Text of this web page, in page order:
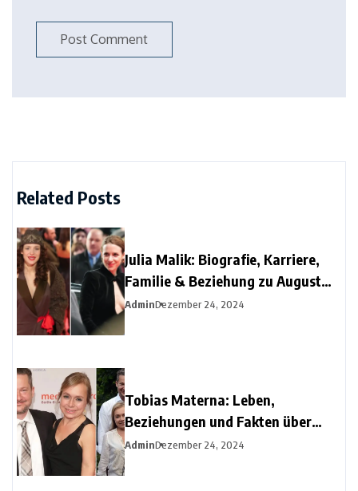
Related Posts
Julia Malik: Biografie, Karriere,
Familie & Beziehung zu August
Diehl
AdminDezember 24, 2024
Tobias Materna: Leben,
Beziehungen und Fakten über
Christine Urspruchs Ex-Ehemann
AdminDezember 24, 2024